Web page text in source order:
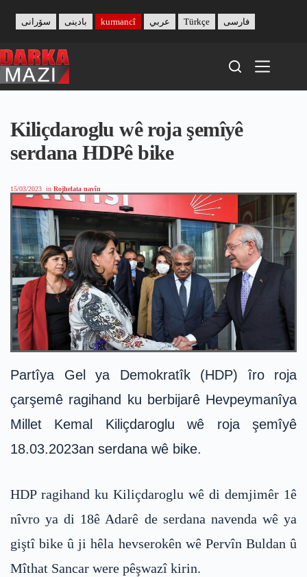
content
بادینی سۆرانی kurmancî عربي Türkçe فارسی
Kiliçdaroglu wê roja şemîyê
serdana HDPê bike
15/03/2023 in Rojhelata navîn
Partîya Gel ya Demokratîk (HDP) îro roja
çarşemê ragihand ku berbijarê Hevpeymanîya
Millet Kemal Kiliçdaroglu wê roja şemîyê
18.03.2023an serdana wê bike.
HDP ragihand ku Kiliçdaroglu wê di demjimêr 1ê
nîvro ya di 18ê Adarê de serdana navenda wê ya
giştî bike û ji hêla hevserokên wê Pervîn Buldan û
Mîthat Sancar were pêşwazî kirin.